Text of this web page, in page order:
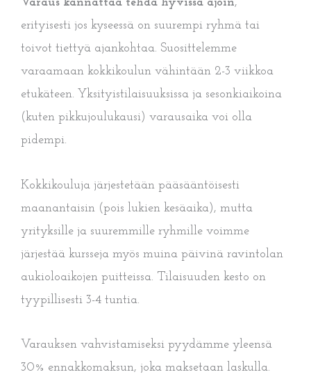
Varaus kannattaa tehdä hyvissä ajoin,
erityisesti jos kyseessä on suurempi ryhmä tai
toivot tiettyä ajankohtaa. Suosittelemme
varaamaan kokkikoulun vähintään 2-3 viikkoa
etukäteen. Yksityistilaisuuksissa ja sesonkiaikoina
(kuten pikkujoulukausi) varausaika voi olla
pidempi.
Kokkikouluja järjestetään pääsääntöisesti
maanantaisin (pois lukien kesäaika), mutta
yrityksille ja suuremmille ryhmille voimme
järjestää kursseja myös muina päivinä ravintolan
aukioloaikojen puitteissa. Tilaisuuden kesto on
tyypillisesti 3-4 tuntia.
Varauksen vahvistamiseksi pyydämme yleensä
30% ennakkomaksun, joka maksetaan laskulla.